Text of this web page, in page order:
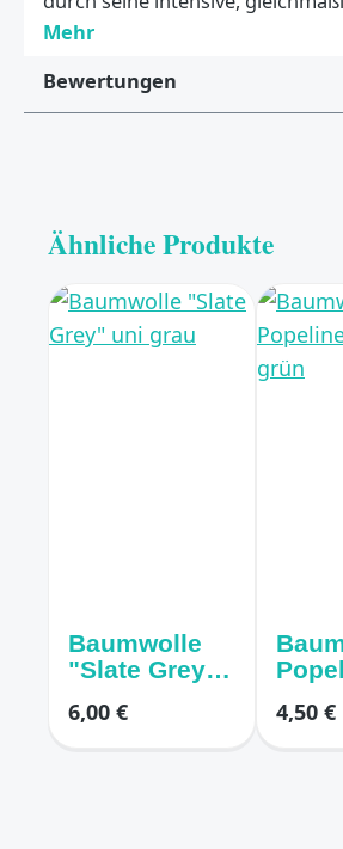
Mehr
Bewertungen
Ähnliche Produkte
Baumwolle
"Slate Grey"
6,00 € 4,50 €